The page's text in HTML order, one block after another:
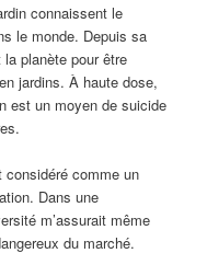
connaissent le
le monde. Depuis sa
planète pour être
jardins. À haute dose,
est un moyen de suicide
comme un
Dans une
m’assurait même
du marché.